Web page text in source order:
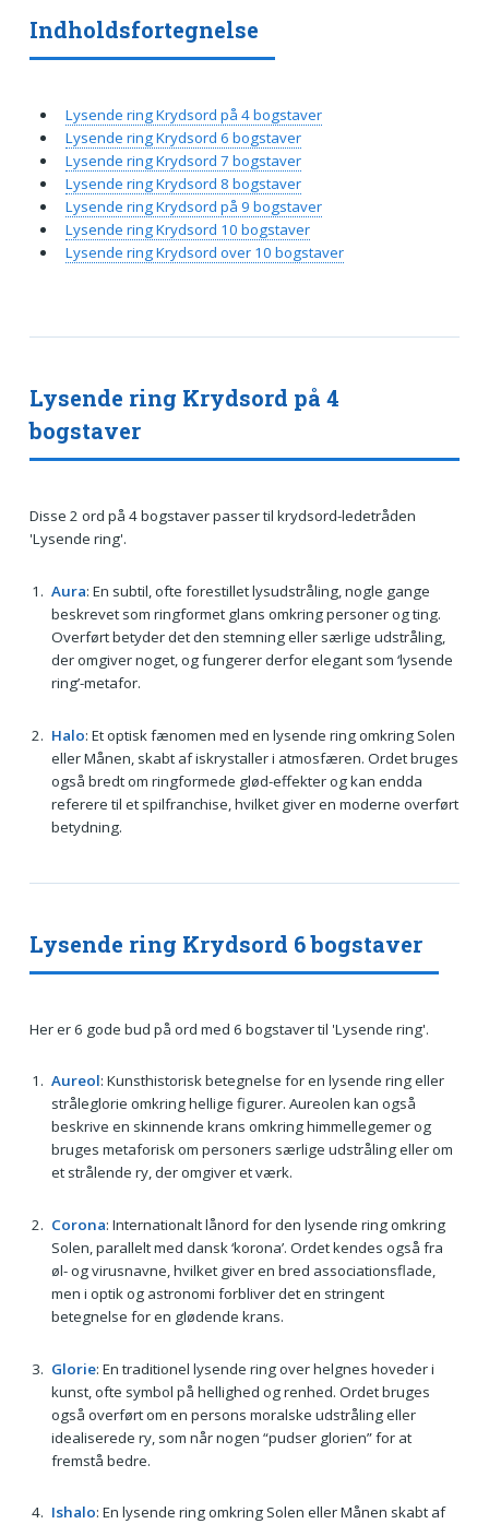
Lysende ring Krydsord på 4
bogstaver
Disse 2 ord på 4 bogstaver passer til krydsord-ledetråden
'Lysende ring'.
Aura: En subtil, ofte forestillet lysudstråling, nogle gange
beskrevet som ringformet glans omkring personer og ting.
Overført betyder det den stemning eller særlige udstråling,
der omgiver noget, og fungerer derfor elegant som ‘lysende
ring’-metafor.
Halo: Et optisk fænomen med en lysende ring omkring Solen
eller Månen, skabt af iskrystaller i atmosfæren. Ordet bruges
også bredt om ringformede glød-effekter og kan endda
referere til et spilfranchise, hvilket giver en moderne overført
betydning.
Lysende ring Krydsord 6 bogstaver
Her er 6 gode bud på ord med 6 bogstaver til 'Lysende ring'.
Aureol: Kunsthistorisk betegnelse for en lysende ring eller
stråleglorie omkring hellige figurer. Aureolen kan også
beskrive en skinnende krans omkring himmellegemer og
bruges metaforisk om personers særlige udstråling eller om
et strålende ry, der omgiver et værk.
Corona: Internationalt lånord for den lysende ring omkring
Solen, parallelt med dansk ‘korona’. Ordet kendes også fra
øl- og virusnavne, hvilket giver en bred associationsflade,
men i optik og astronomi forbliver det en stringent
betegnelse for en glødende krans.
Glorie: En traditionel lysende ring over helgnes hoveder i
kunst, ofte symbol på hellighed og renhed. Ordet bruges
også overført om en persons moralske udstråling eller
idealiserede ry, som når nogen “pudser glorien” for at
fremstå bedre.
Ishalo: En lysende ring omkring Solen eller Månen skabt af
Indholdsfortegnelse
Lysende ring Krydsord på 4 bogstaver
Lysende ring Krydsord 6 bogstaver
Lysende ring Krydsord 7 bogstaver
Lysende ring Krydsord 8 bogstaver
Lysende ring Krydsord på 9 bogstaver
Lysende ring Krydsord 10 bogstaver
Lysende ring Krydsord over 10 bogstaver